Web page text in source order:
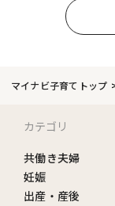
マイナビ子育てトップ
カテゴリ
共働き夫婦
妊娠
出産・産後